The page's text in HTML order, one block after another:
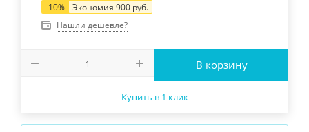
-10% Экономия 900 руб.
Нашли дешевле?
В корзину
Купить в 1 клик